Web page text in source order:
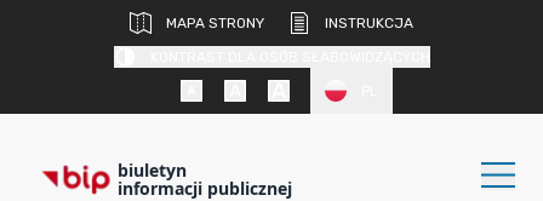
MAPA STRONY
INSTRUKCJA
biuletyn
informacji publicznej